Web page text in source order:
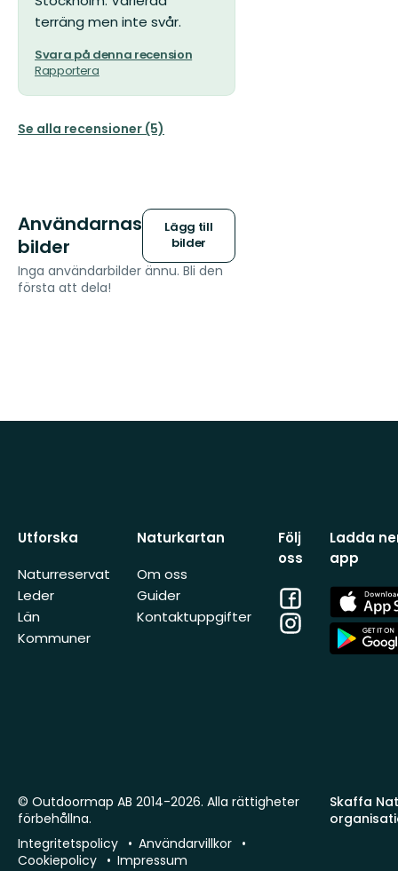
terräng men inte svår.
Svara på denna recension
Rapportera
Se alla recensioner (5)
Användarnas
bilder
Lägg till
bilder
Inga användarbilder ännu. Bli den
första att dela!
Utforska
Naturreservat
Leder
Län
Kommuner
Naturkartan
Om oss
Guider
Kontaktuppgifter
Följ
oss
Facebook
Instagram
Ladda
app
App
Store
App
Store
Skaffa
© Outdoormap AB 2014-2026. Alla rättigheter
förbehållna.
Integritetspolicy
Användarvillkor
Cookiepolicy
Impressum